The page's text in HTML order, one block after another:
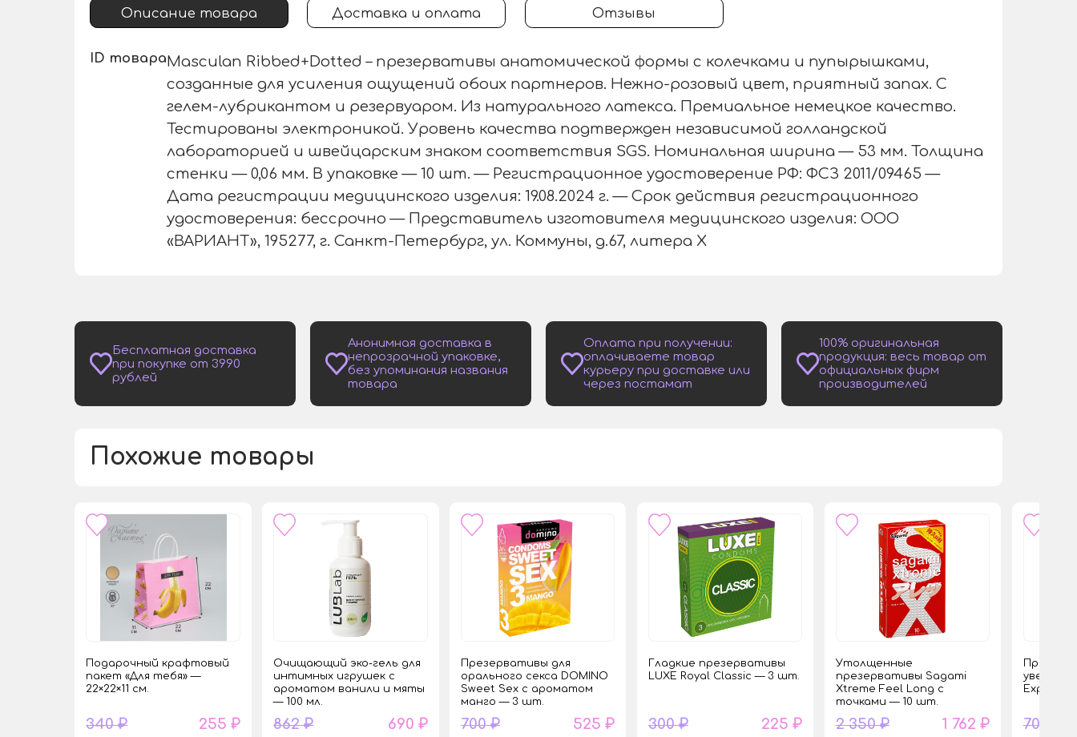
Описание товара Доставка и оплата Отзывы
ID товараMasculan Ribbed+Dotted – презервативы анатомической формы с колечками и пупырышками,
созданные для усиления ощущений обоих партнеров. Нежно-розовый цвет, приятный запах. С
гелем-лубрикантом и резервуаром. Из натурального латекса. Премиальное немецкое качество.
Тестированы электроникой. Уровень качества подтвержден независимой голландской
лабораторией и швейцарским знаком соответствия SGS. Номинальная ширина — 53 мм. Толщина
стенки — 0,06 мм. В упаковке — 10 шт. — Регистрационное удостоверение РФ: ФСЗ 2011/09465 —
Дата регистрации медицинского изделия: 19.08.2024 г. — Срок действия регистрационного
удостоверения: бессрочно — Представитель изготовителя медицинского изделия: ООО
«ВАРИАНТ», 195277, г. Санкт-Петербург, ул. Коммуны, д.67, литера Х
Бесплатная доставка
при покупке от 3990
рублей
Анонимная доставка в
непрозрачной упаковке,
без упоминания названия
товара
Оплата при получении:
оплачиваете товар
курьеру при доставке или
через постамат
100% оригинальная
продукция: весь товар от
официальных фирм
производителей
Похожие товары
Подарочный крафтовый
пакет «Для тебя» —
22×22×11 см.
340 ₽ 255 ₽
Очищающий эко-гель для
интимных игрушек с
ароматом ванили и мяты
— 100 мл.
862 ₽ 690 ₽
Презервативы для
орального секса DOMINO
Sweet Sex с ароматом
манго — 3 шт.
700 ₽ 525 ₽
Гладкие презервативы
LUXE Royal Classic — 3 шт.
300 ₽ 225 ₽
Утолщенные
презервативы Sagami
Xtreme Feel Long с
точками — 10 шт.
2 350 ₽ 1 762 ₽
Expert
700 ₽